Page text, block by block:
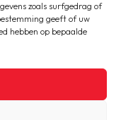
zoals surfgedrag of
geeft of uw
hebben op bepaalde